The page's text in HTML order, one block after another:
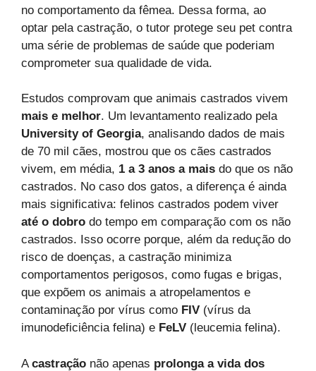
no comportamento da fêmea. Dessa forma, ao
optar pela castração, o tutor protege seu pet contra
uma série de problemas de saúde que poderiam
comprometer sua qualidade de vida.
Estudos comprovam que animais castrados vivem
mais e melhor. Um levantamento realizado pela
University of Georgia, analisando dados de mais
de 70 mil cães, mostrou que os cães castrados
vivem, em média, 1 a 3 anos a mais do que os não
castrados. No caso dos gatos, a diferença é ainda
mais significativa: felinos castrados podem viver
até o dobro do tempo em comparação com os não
castrados. Isso ocorre porque, além da redução do
risco de doenças, a castração minimiza
comportamentos perigosos, como fugas e brigas,
que expõem os animais a atropelamentos e
contaminação por vírus como FIV (vírus da
imunodeficiência felina) e FeLV (leucemia felina).
A castração não apenas prolonga a vida dos